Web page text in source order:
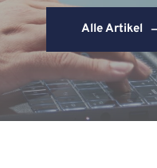
Alle Artikel